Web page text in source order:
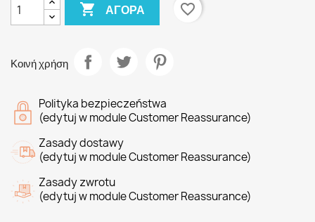
 ΑΓΟΡΆ favorite_border
Κοινή χρήση
Polityka bezpieczeństwa
(edytuj w module Customer Reassurance)
Zasady dostawy
(edytuj w module Customer Reassurance)
Zasady zwrotu
(edytuj w module Customer Reassurance)